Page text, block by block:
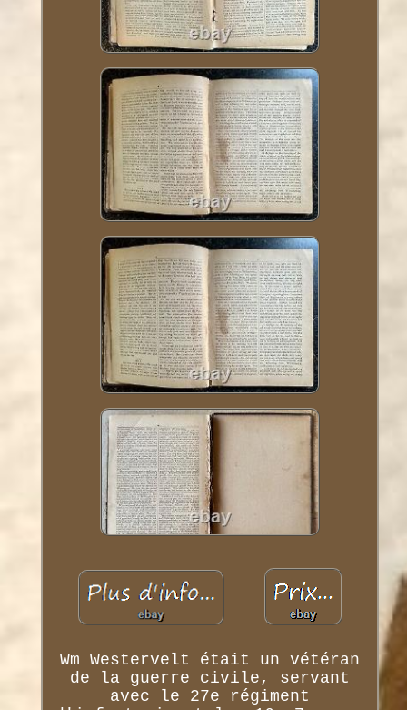
Wm Westervelt était un vétéran
de la guerre civile, servant
avec le 27e régiment